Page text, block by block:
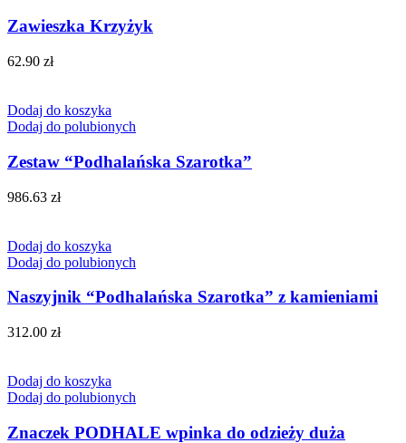
Zawieszka Krzyżyk
62.90 zł
Dodaj do koszyka
Dodaj do polubionych
Zestaw “Podhalańska Szarotka”
986.63 zł
Dodaj do koszyka
Dodaj do polubionych
Naszyjnik “Podhalańska Szarotka” z kamieniami
312.00 zł
Dodaj do koszyka
Dodaj do polubionych
Znaczek PODHALE wpinka do odzieży duża